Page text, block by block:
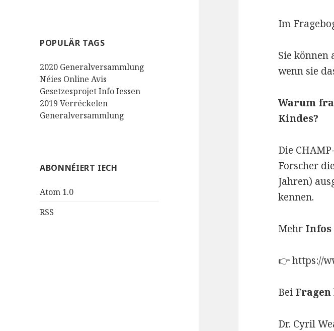
POPULÄR TAGS
2020 Generalversammlung
Néies Online Avis
GesetzesprojetInfoIessen
2019 Verréckelen
Generalversammlung
ABONNÉIERT IECH
Atom 1.0
RSS
Im
Sie können
wenn sie
Warum
Kindes?
Die
Forscher
Jahren)
kennen.
Mehr Infos
👉 https://
Bei Fragen
Dr. Cyril